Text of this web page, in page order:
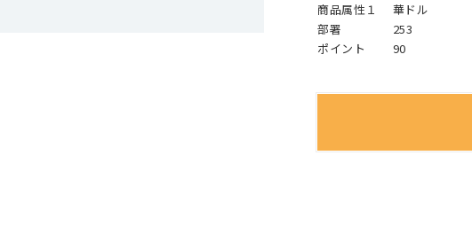
商品属性１
華ドル
部署
253
ポイント
90